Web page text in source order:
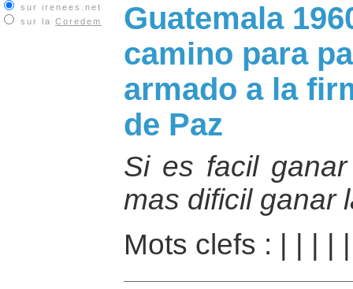
sur irenees.net
sur la Coredem
Guatemala
camino para
armado a la
de Paz
Si es facil
mas dificil ganar
Mots clefs :